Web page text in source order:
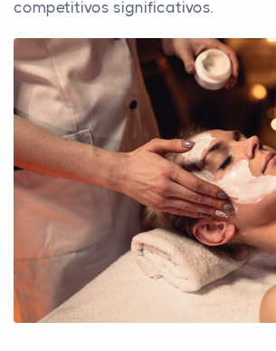
competitivos significativos.